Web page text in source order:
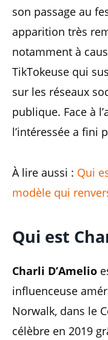
son passage au
apparition très
notamment à
TikTokeuse qui
sur les réseaux
publique. Face à
l’intéressée a fini
À lire aussi : Qui
modèle qui
Qui est
Charli D’Amelio
influenceuse
Norwalk, dans le
célèbre en 2019